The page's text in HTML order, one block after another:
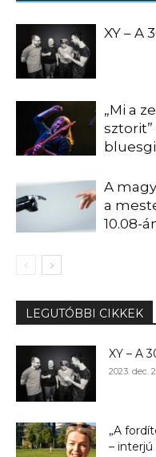
XY – A
„Mi a
A
a
10.08-
LEGUTÓBBI CIKKEK
XY – A
2023. dec.
„A
– interjú